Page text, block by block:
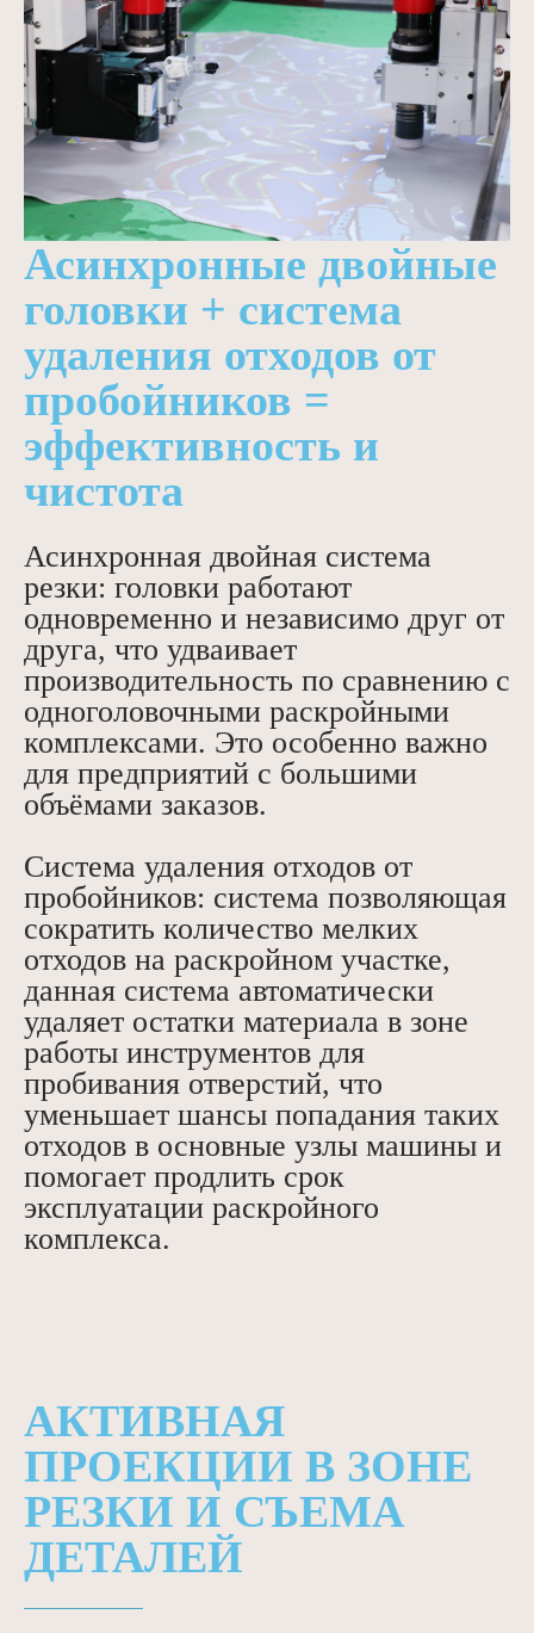
Асинхронные двойные
головки + система
удаления отходов от
пробойников =
эффективность и
чистота
Асинхронная двойная система
резки: головки работают
одновременно и независимо друг от
друга, что удваивает
производительность по сравнению с
одноголовочными раскройными
комплексами. Это особенно важно
для предприятий с большими
объёмами заказов.
Система удаления отходов от
пробойников: система позволяющая
сократить количество мелких
отходов на раскройном участке,
данная система автоматически
удаляет остатки материала в зоне
работы инструментов для
пробивания отверстий, что
уменьшает шансы попадания таких
отходов в основные узлы машины и
помогает продлить срок
эксплуатации раскройного
комплекса.
АКТИВНАЯ
ПРОЕКЦИИ В ЗОНЕ
РЕЗКИ И СЪЕМА
ДЕТАЛЕЙ